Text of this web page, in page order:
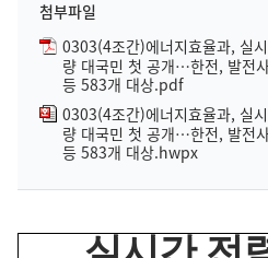
첨부파일
0303(4조간)에너지효율과, 실
량 대국민 첫 공개…한전, 발전
등 583개 대상.pdf
0303(4조간)에너지효율과, 실
량 대국민 첫 공개…한전, 발전
등 583개 대상.hwpx